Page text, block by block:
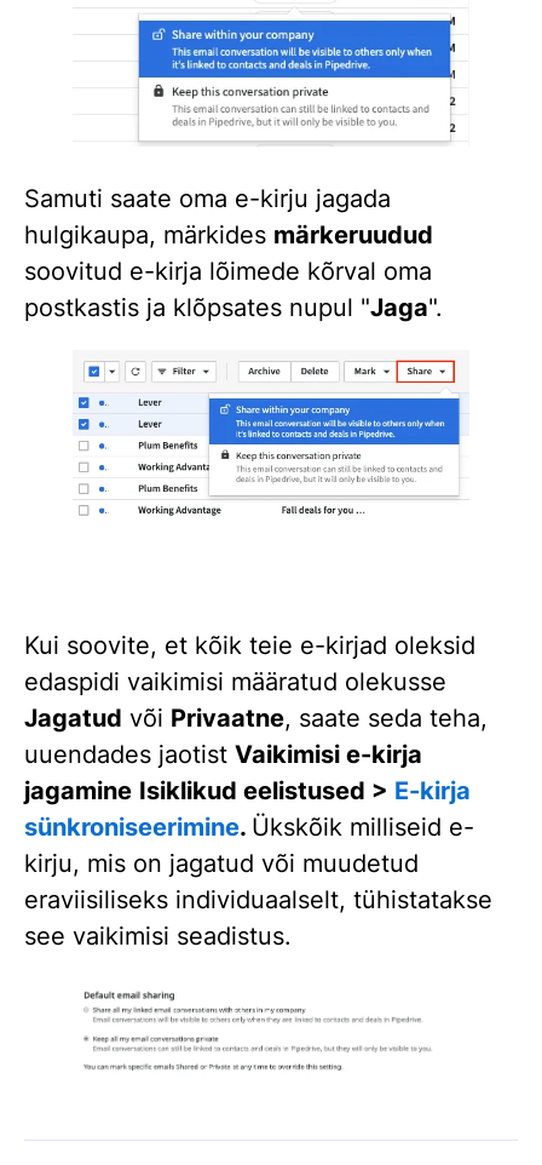
Samuti saate oma e-kirju jagada
hulgikaupa, märkides märkeruudud
soovitud e-kirja lõimede kõrval oma
postkastis ja klõpsates nupul "Jaga".
Kui soovite, et kõik teie e-kirjad oleksid
edaspidi vaikimisi määratud olekusse
Jagatud või Privaatne, saate seda teha,
uuendades jaotist Vaikimisi e-kirja
jagamine Isiklikud eelistused > E-kirja
sünkroniseerimine. Ükskõik milliseid e-
kirju, mis on jagatud või muudetud
eraviisiliseks individuaalselt, tühistatakse
see vaikimisi seadistus.